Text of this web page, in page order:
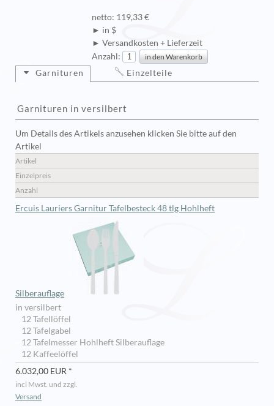
netto: 119,33 €
► in $
► Versandkosten + Lieferzeit
Anzahl:
Garnituren
Garnituren in versilbert
Um Details des Artikels anzusehen klicken Sie bitte auf den
Artikel
Artikel
Einzelpreis
Anzahl
Ercuis Lauriers Garnitur Tafelbesteck 48 tlg Hohlheft
Silberauflage
in versilbert
12 Tafellöffel
12 Tafelgabel
12 Tafelmesser Hohlheft Silberauflage
12 Kaffeelöffel
6.032,00 EUR *
incl Mwst. und zzgl.
Versand
Einzelteile